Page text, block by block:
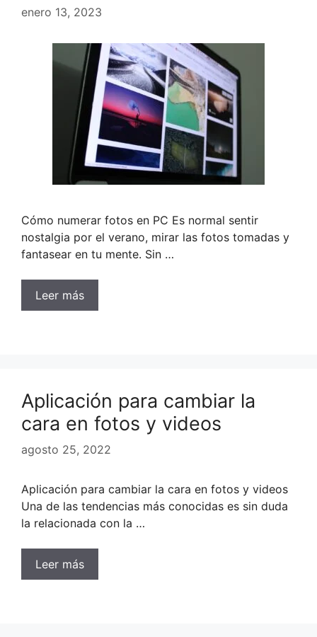
enero 13, 2023
Cómo numerar fotos en PC Es normal sentir
nostalgia por el verano, mirar las fotos tomadas y
fantasear en tu mente. Sin …
Leer más
Aplicación para cambiar la
cara en fotos y videos
agosto 25, 2022
Aplicación para cambiar la cara en fotos y videos
Una de las tendencias más conocidas es sin duda
la relacionada con la …
Leer más